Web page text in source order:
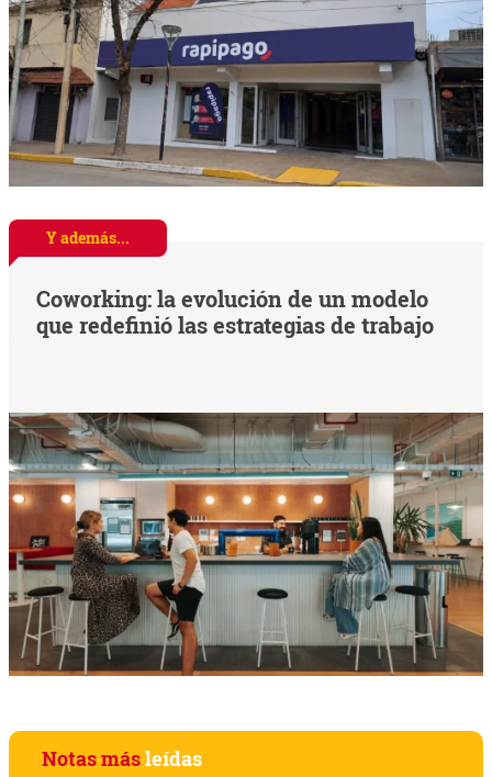
Y además...
Coworking: la evolución de un modelo
que redefinió las estrategias de trabajo
Notas másleídas